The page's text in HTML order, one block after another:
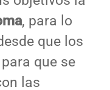
, para lo
que los
que se
las